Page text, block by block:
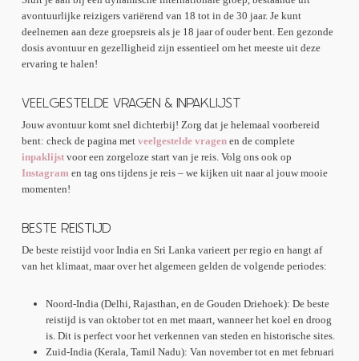
avontuurlijke reizigers variërend van 18 tot in de 30 jaar. Je kunt
deelnemen aan deze groepsreis als je 18 jaar of ouder bent. Een gezonde
dosis avontuur en gezelligheid zijn essentieel om het meeste uit deze
ervaring te halen!
VEELGESTELDE VRAGEN & INPAKLIJST
Jouw avontuur komt snel dichterbij! Zorg dat je helemaal voorbereid
bent: check de pagina met veelgestelde vragenen de complete
inpaklijstvoor een zorgeloze start van je reis. Volg ons ook op
Instagramen tag ons tijdens je reis – we kijken uit naar al jouw mooie
momenten!
BESTE REISTIJD
De beste reistijd voor India en Sri Lanka varieert per regio en hangt af
van het klimaat, maar over het algemeen gelden de volgende periodes:
Noord-India (Delhi, Rajasthan, en de Gouden Driehoek): De beste
reistijd is van oktober tot en met maart, wanneer het koel en droog
is. Dit is perfect voor het verkennen van steden en historische sites.
Zuid-India (Kerala, Tamil Nadu): Van november tot en met februari